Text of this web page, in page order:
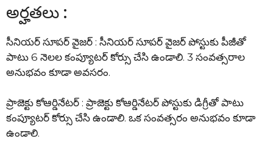
అర్హతలు :
సీనియర్ సూపర్ వైజర్ : సీనియర్ సూపర్ వైజర్ పోస్టుకు పీజీతో
పాటు 6 నెలల కంప్యూటర్ కోర్సు చేసి ఉండాలి. 3 సంవత్సరాల
అనుభవం కూడా అవసరం.
ప్రాజెక్టు కోఆర్డినేటర్ : ప్రాజెక్టు కోఆర్డినేటర్ పోస్టుకు డిగ్రీతో పాటు
కంప్యూటర్ కోర్సు చేసి ఉండాలి. ఒక సంవత్సరం అనుభవం కూడా
ఉండాలి.